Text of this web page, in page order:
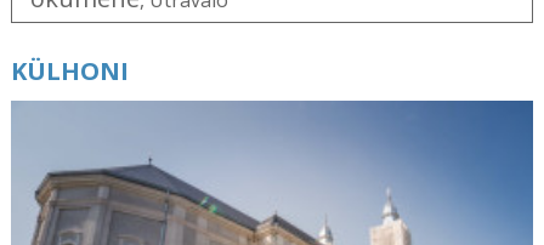
KÜLHONI